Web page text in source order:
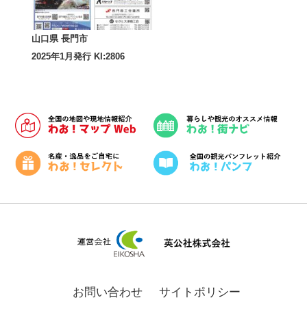
山口県 長門市
2025年1月発行 KI:2806
お問い合わせ サイトポリシー